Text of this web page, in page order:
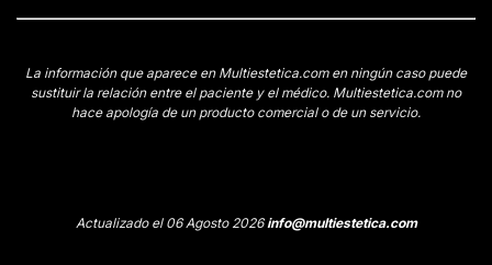
La información que aparece en Multiestetica.com en ningún caso puede
sustituir la relación entre el paciente y el médico. Multiestetica.com no
hace apología de un producto comercial o de un servicio.
Actualizado el 06 Agosto 2026info@multiestetica.com